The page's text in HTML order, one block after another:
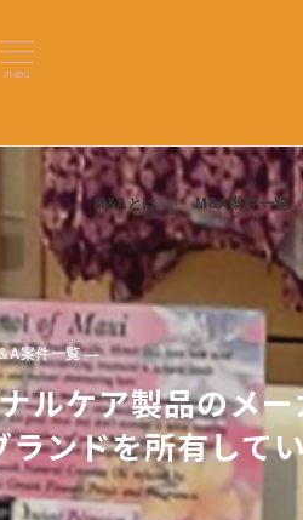
menu
M&Aとは M&A案件一覧
A案件一覧 —
ルケア製品のメ
ンドを所有して